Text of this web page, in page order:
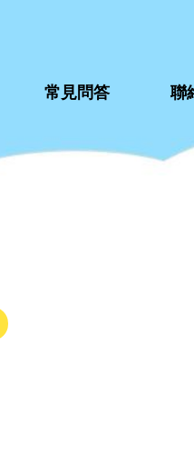
常見問答
常見問答 聯
聯